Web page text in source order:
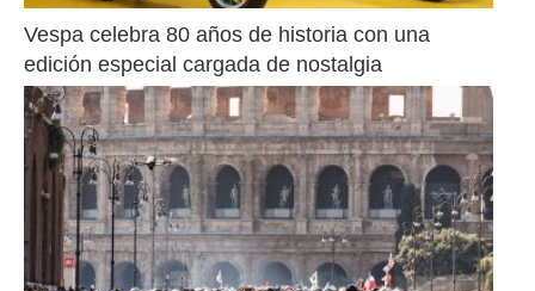
Vespa celebra 80 años de historia con una
edición especial cargada de nostalgia